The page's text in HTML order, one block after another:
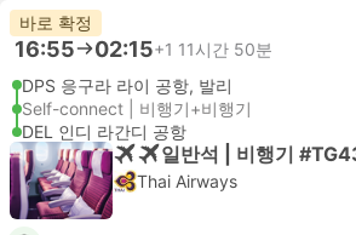
바로 확정
16:55 02:15+1 11시간 50분
DPS 응구라 라이 공항, 발리
Self-connect | 비행기+비행기
DEL 인디 라간디 공항
일반석 | 비행기
Thai Airways